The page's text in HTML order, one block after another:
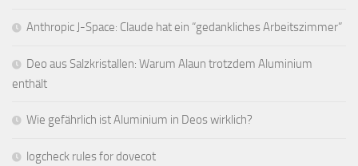
Anthropic J-Space: Claude hat ein “gedankliches Arbeitszimmer”
Deo aus Salzkristallen: Warum Alaun trotzdem Aluminium
enthält
Wie gefährlich ist Aluminium in Deos wirklich?
logcheck rules for dovecot